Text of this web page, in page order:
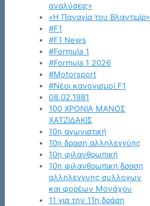
αναλύσεις»
«Η Παναγία του Βλαντιμίρ»
#F1
#F1 News
#Formula 1
#Formula 1 2026
#Motorsport
#Νέοι κανονισμοί F1
08.02.1981
100 ΧΡΟΝΙΑ ΜΑΝΟΣ
ΧΑΤΖΙΔΑΚΙΣ
10η αγωνιστική
10η δραση αλληλεγγύης
10η φιλανθρωπική
10η φιλανθρωπικη δραση
αλληλεγγυης συλλογων
και φορέων Μονάχου
11 για την 11η δράση